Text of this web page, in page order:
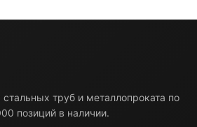
труб и металлопроката по
позиций в наличии.